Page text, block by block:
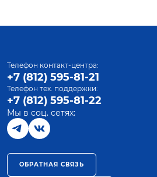
Телефон контакт-центра:
+7 (812) 595-81-21
Телефон тех. поддержки:
+7 (812) 595-81-22
Мы в соц. сетях:
ОБРАТНАЯ СВЯЗЬ